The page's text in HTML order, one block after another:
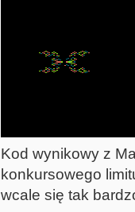
        if x>79 then x:=79;
        SetColor(c);
        PutPixel(x,y);
        PutPixel(x,191-y);
Kod wynikowy z
konkursowego
wcale się tak